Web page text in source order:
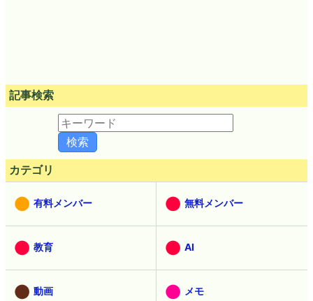
記事検索
カテゴリ
有料メンバー 無料メンバー
教育 AI
動画 メモ